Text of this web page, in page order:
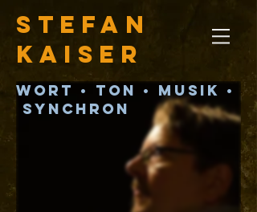
Stefan
Kaiser
Wort • Ton • Musik •
Synchron